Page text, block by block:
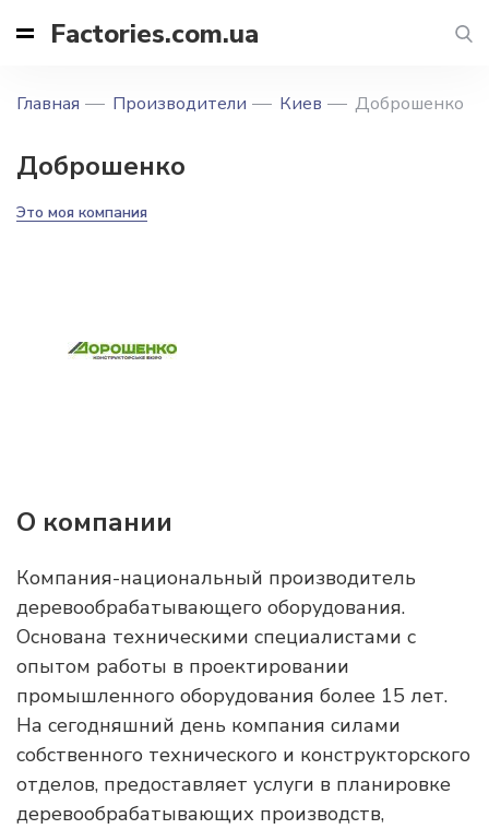
Factories.com.ua
Главная Производители Киев Доброшенко
Доброшенко
Это моя компания
О компании
Компания-национальный производитель
деревообрабатывающего оборудования.
Основана техническими специалистами с
опытом работы в проектировании
промышленного оборудования более 15 лет.
На сегодняшний день компания силами
собственного технического и конструкторского
отделов, предоставляет услуги в планировке
деревообрабатывающих производств,